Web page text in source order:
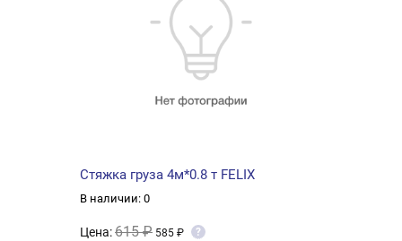
Стяжка груза 4м*0.8 т FELIX
В наличии: 0
Цена:615 ₽ 585 ₽ ?